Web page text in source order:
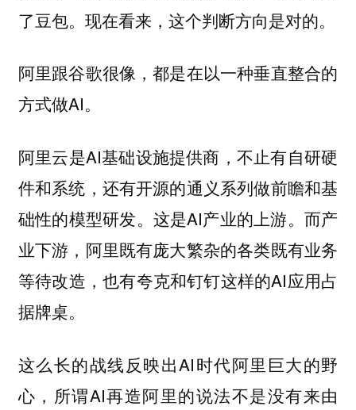
了豆包。现在看来，这个判断方向是对的。
阿里跟谷歌很像，都是在以一种垂直整合的
方式做AI。
阿里云是AI基础设施提供商，不止有自研硬
件和系统，还有开源的通义系列做前瞻和基
础性的模型研发。这是AI产业的上游。而产
业下游，阿里既有庞大繁杂的各类既有业务
等待改造，也有夸克和钉钉这样的AI应用占
据牌桌。
这么长的战线反映出AI时代阿里巨大的野
心，所谓AI再造阿里的说法不是没有来由